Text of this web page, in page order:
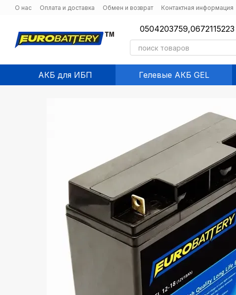
Перейти к основному контенту
О нас Оплата и доставка Обмен и возврат Контактная информация
0504203759,0672115223
АКБ для ИБП Гелевые АКБ GEL